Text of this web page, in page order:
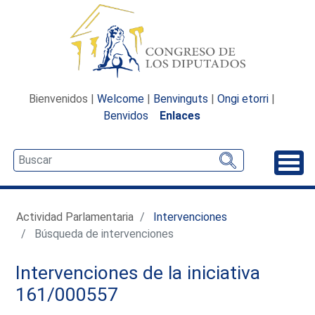
Bienvenidos | Welcome | Benvinguts | Ongi etorri |
Benvidos
Enlaces
Actividad Parlamentaria
Intervenciones
Búsqueda de intervenciones
Intervenciones de la iniciativa
161/000557